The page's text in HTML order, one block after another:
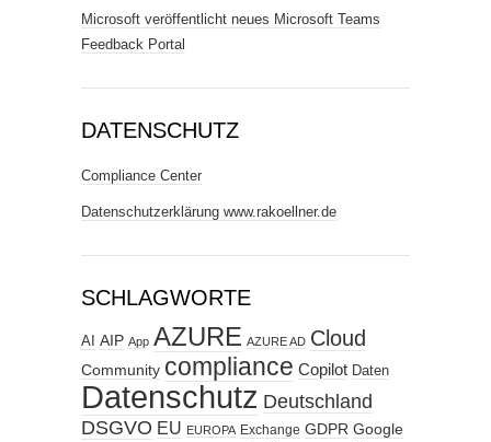
Microsoft veröffentlicht neues Microsoft Teams
Feedback Portal
DATENSCHUTZ
Compliance Center
Datenschutzerklärung www.rakoellner.de
SCHLAGWORTE
AI AIP App AZURE AZURE AD Cloud
Community compliance Copilot Daten
Datenschutz Deutschland
DSGVO EU EUROPA Exchange GDPR Google